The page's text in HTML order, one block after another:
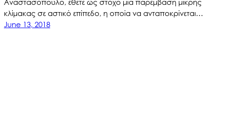
Αναστασόπουλο, έθετε ως στόχο μια παρέμβαση μικρής
κλίμακας σε αστικό επίπεδο, η οποία να ανταποκρίνεται…
June 13, 2018